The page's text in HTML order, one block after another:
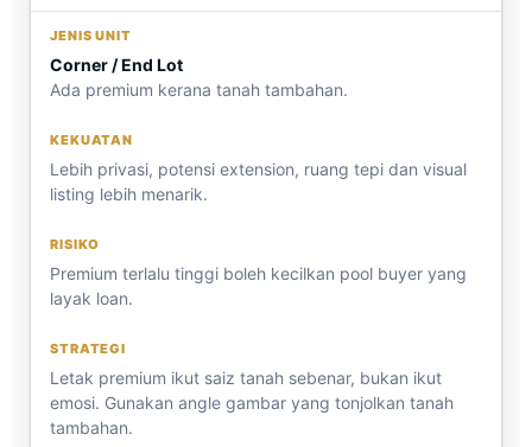
Corner / End Lot
Ada premium kerana tanah tambahan.
Lebih privasi, potensi extension, ruang tepi dan visual
listing lebih menarik.
Premium terlalu tinggi boleh kecilkan pool buyer yang
layak loan.
Letak premium ikut saiz tanah sebenar, bukan ikut
emosi. Gunakan angle gambar yang tonjolkan tanah
tambahan.